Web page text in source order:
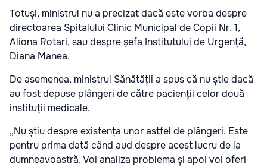
Totuși, ministrul nu a precizat dacă este vorba despre
directoarea Spitalului Clinic Municipal de Copii Nr. 1,
Aliona Rotari, sau despre șefa Institutului de Urgență,
Diana Manea.
De asemenea, ministrul Sănătății a spus că nu știe dacă
au fost depuse plângeri de către pacienții celor două
instituții medicale.
„Nu știu despre existența unor astfel de plângeri. Este
pentru prima dată când aud despre acest lucru de la
dumneavoastră. Voi analiza problema și apoi voi oferi